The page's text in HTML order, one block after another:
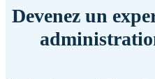
Devenez un